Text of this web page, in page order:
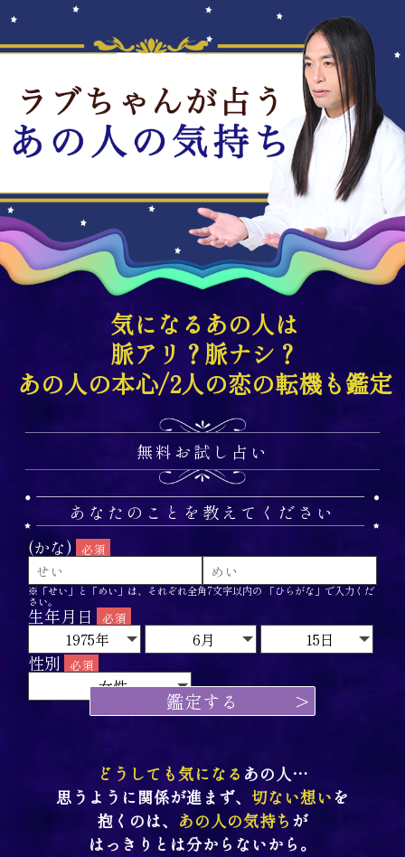
気になるあの人は
脈アリ？脈ナシ？
あの人の本心/2人の恋の転機も鑑定
無料お試し占い
あなたのことを教えてください
(かな) 必須
※「せい」と「めい」は、それぞれ全角7文字以内の 「ひらがな」で入力くだ
さい。
生年月日 必須
1975年 6月 15日
性別 必須
女性
鑑定する
どうしても気になる あの人…
思うように関係が進まず、 切ない想い を
抱くのは、 あの人の気持ち が
はっきりとは分からないから。